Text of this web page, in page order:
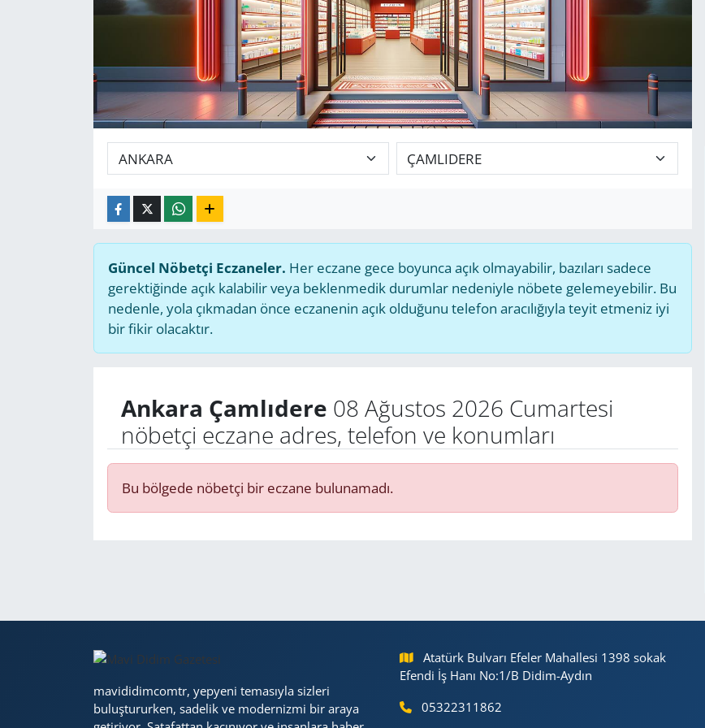
Güncel Nöbetçi Eczaneler. Her eczane gece boyunca açık olmayabilir, bazıları sadece
gerektiğinde açık kalabilir veya beklenmedik durumlar nedeniyle nöbete gelemeyebilir. Bu
nedenle, yola çıkmadan önce eczanenin açık olduğunu telefon aracılığıyla teyit etmeniz iyi
bir fikir olacaktır.
Ankara Çamlıdere 08 Ağustos 2026 Cumartesi
nöbetçi eczane adres, telefon ve konumları
Bu bölgede nöbetçi bir eczane bulunamadı.
mavididimcomtr, yepyeni temasıyla sizleri
buluştururken, sadelik ve modernizmi bir araya
Atatürk Bulvarı Efeler Mahallesi 1398 sokak
Efendi İş Hanı No:1/B Didim-Aydın
05322311862
HABERDE İNSAN
KÜLTÜR SANAT
POLİTİKA